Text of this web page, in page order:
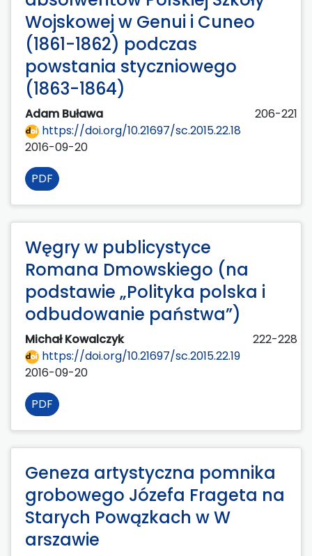
Wojskowej w Genui i Cuneo
(1861-1862) podczas
powstania styczniowego
(1863-1864)
Adam Buława
206-221
https://doi.org/10.21697/sc.2015.22.18
2016-09-20
PDF
Węgry w publicystyce
Romana Dmowskiego (na
podstawie „Polityka polska i
odbudowanie państwa”)
Michał Kowalczyk
222-228
https://doi.org/10.21697/sc.2015.22.19
2016-09-20
PDF
Geneza artystyczna pomnika
grobowego Józefa Frageta na
Starych Powązkach w W
arszawie